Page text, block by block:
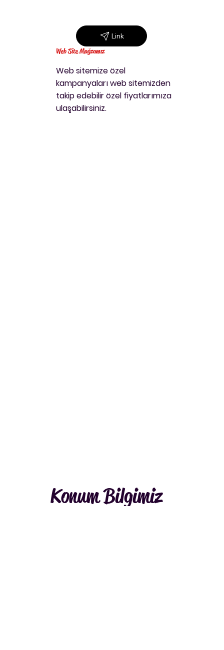
Konum Bilgimiz
Link
Web Site Mağzamız
Web sitemize özel
kampanyaları web sitemizden
takip edebilir özel fiyatlarımıza
ulaşabilirsiniz.